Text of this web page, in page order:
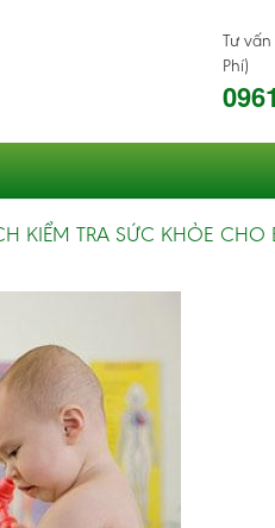
Tư
Phí)
KIỂM TRA SỨC KHỎE CHO